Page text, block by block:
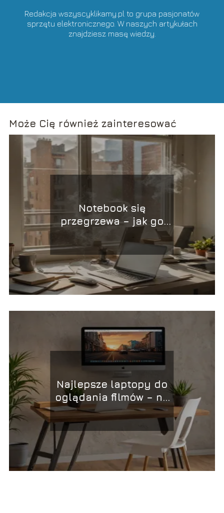
Redakcja wszyscyklikamy.pl to grupa pasjonatów
sprzętu elektronicznego. W naszych artykułach
znajdziesz masę wiedzy.
Może Cię również zainteresować
Notebook się
przegrzewa – jak go
zreperować?
Najlepsze laptopy do
oglądania filmów – na
co zwrócić uwagę?